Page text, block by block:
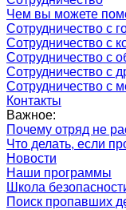
Чем вы можете
Сотрудничество с
Сотрудничество с
Сотрудничество с
Сотрудничество с
Сотрудничество с
Контакты
Важное:
Почему отряд не
Что делать, если
Новости
Наши программы
Школа
Поиск пропавших